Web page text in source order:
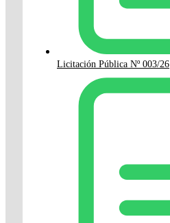
Licitación Pública Nº 003/26